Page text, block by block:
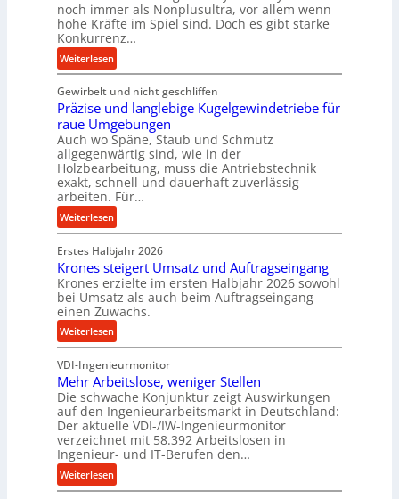
m
a
n
c
b
e
i
m
D
r
ü
c
k
p
r
o
z
e
s
noch immer als Nonplusultra, vor allem wenn
hohe Kräfte im Spiel sind. Doch es gibt starke
Konkurrenz…
Weiterlesen:
K
u
g
e
l
g
e
w
i
n
e
t
r
i
b
u
n
d
H
y
d
r
a
Gewirbelt und nicht geschliffen
Präzise und langlebige Kugelgewindetriebe für
raue Umgebungen
Auch wo Späne, Staub und Schmutz
allgegenwärtig sind, wie in der
Holzbearbeitung, muss die Antriebstechnik
exakt, schnell und dauerhaft zuverlässig
arbeiten. Für…
Weiterlesen:
P
r
ä
z
i
s
e
u
n
d
l
a
n
g
e
Erstes Halbjahr 2026
Krones steigert Umsatz und Auftragseingang
Krones erzielte im ersten Halbjahr 2026 sowohl
bei Umsatz als auch beim Auftragseingang
einen Zuwachs.
Weiterlesen:
K
r
o
n
e
s
s
t
e
VDI-Ingenieurmonitor
Mehr Arbeitslose, weniger Stellen
Die schwache Konjunktur zeigt Auswirkungen
auf den Ingenieurarbeitsmarkt in Deutschland:
Der aktuelle VDI-/IW-Ingenieurmonitor
verzeichnet mit 58.392 Arbeitslosen in
Ingenieur- und IT-Berufen den…
Weiterlesen:
M